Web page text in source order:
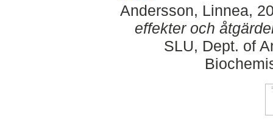
Andersson, Linnea,
effekter och
SLU, Dept. of